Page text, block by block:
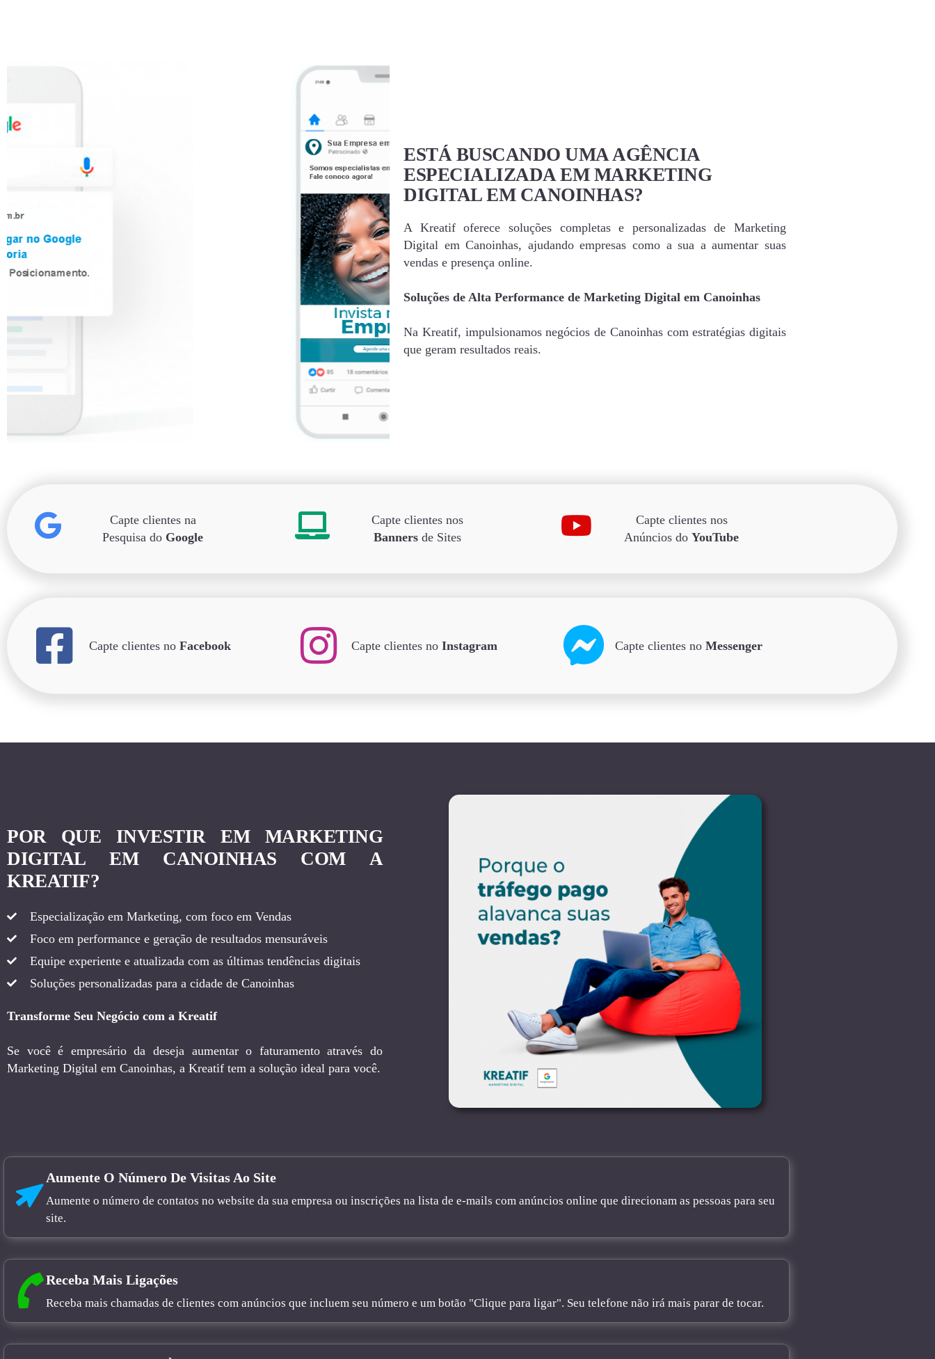
ESTÁ BUSCANDO UMA AGÊNCIA
ESPECIALIZADA EM MARKETING
DIGITAL EM CANOINHAS?
A Kreatif oferece soluções completas e personalizadas de Marketing
Digital em Canoinhas, ajudando empresas como a sua a aumentar suas
vendas e presença online.
Soluções de Alta Performance de Marketing Digital em Canoinhas
Na Kreatif, impulsionamos negócios de Canoinhas com estratégias digitais
que geram resultados reais.
Capte clientes na
Pesquisa do Google
Capte clientes nos
Bannersde Sites
Capte clientes nos
Anúncios doYouTube
Capte clientes no Facebook Capte clientes no Instagram Capte clientes no Messenger
POR QUE INVESTIR EM MARKETING
DIGITAL EM CANOINHAS COM A
KREATIF?
Especialização em Marketing, com foco em Vendas
Foco em performance e geração de resultados mensuráveis
Equipe experiente e atualizada com as últimas tendências digitais
Soluções personalizadas para a cidade de Canoinhas
Transforme Seu Negócio com a Kreatif
Se você é empresário da deseja aumentar o faturamento através do
Marketing Digital em Canoinhas, a Kreatif tem a solução ideal para você.
Aumente O Número De Visitas Ao Site
Aumente o número de contatos no website da sua empresa ou inscrições na lista de e-mails com anúncios online que direcionam as pessoas para seu
site.
Receba Mais Ligações
Receba mais chamadas de clientes com anúncios que incluem seu número e um botão "Clique para ligar". Seu telefone não irá mais parar de tocar.